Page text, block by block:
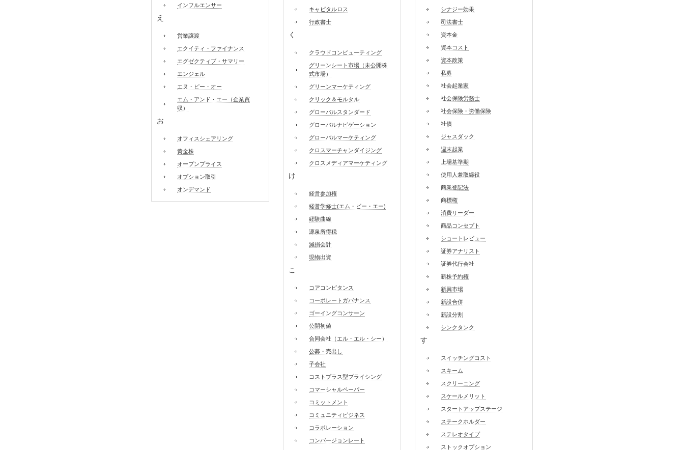
インフルエンサー
え
営業譲渡
エクイティ・ファイナンス
エグゼクティブ・サマリー
エンジェル
エヌ・ピー・オー
エム・アンド・エー（企業買
収）
お
オフィスシェアリング
黄金株
オープンプライス
オプション取引
オンデマンド
キャピタルロス
行政書士
く
クラウドコンピューティング
グリーンシート市場（未公開株
式市場）
グリーンマーケティング
クリック＆モルタル
グローバルスタンダード
グローバルナビゲーション
グローバルマーケティング
クロスマーチャンダイジング
クロスメディアマーケティング
け
経営参加権
経営学修士(エム・ビー・エー)
経験曲線
源泉所得税
減損会計
現物出資
こ
コアコンピタンス
コーポレートガバナンス
ゴーイングコンサーン
公開初値
合同会社（エル・エル・シー）
公募・売出し
子会社
コストプラス型プライシング
コマーシャルペーパー
コミットメント
コミュニティビジネス
コラボレーション
コンバージョンレート
シナジー効果
司法書士
資本金
資本コスト
資本政策
私募
社会起業家
社会保険労務士
社会保険・労働保険
社債
ジャスダック
週末起業
上場基準期
使用人兼取締役
商業登記法
商標権
消費リーダー
商品コンセプト
ショートレビュー
証券アナリスト
証券代行会社
新株予約権
新興市場
新設合併
新設分割
シンクタンク
す
スイッチングコスト
スキーム
スクリーニング
スケールメリット
スタートアップステージ
ステークホルダー
ステレオタイプ
ストックオプション